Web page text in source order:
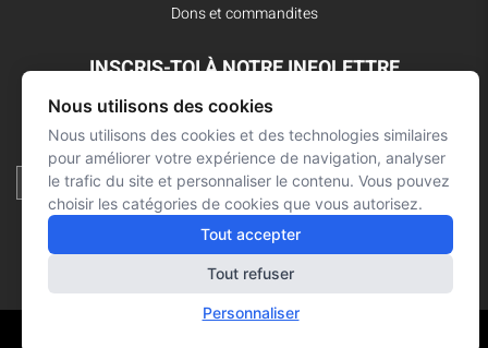
Dons et commandites
INSCRIS-TOI À NOTRE INFOLETTRE
Reste à l’affût des dernières innovations pour vos interventions
d’urgence et ne manque aucune nouvelle de L’Arsenal.
Nous utilisons des cookies
Nous utilisons des cookies et des technologies similaires
pour améliorer votre expérience de navigation, analyser
le trafic du site et personnaliser le contenu. Vous pouvez
choisir les catégories de cookies que vous autorisez.
Tout accepter
Tout refuser
Personnaliser